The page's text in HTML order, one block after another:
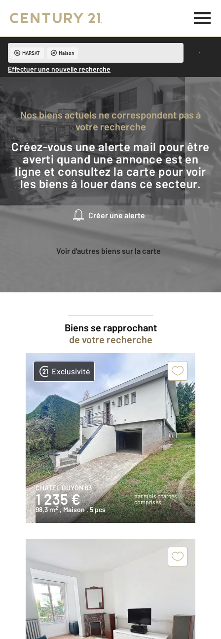
MARSAT Maison
Effectuer une nouvelle recherche
Nos biens actuels ne correspondent pas à
votre recherche
Créez-vous une alerte mail pour être
averti quand une annonce est en
ligne et consultez la carte pour voir
les biens à louer dans ce secteur.
Créer une alerte
Voir d'autres biens sur la carte
Biens se rapprochant
de votre recherche
Exclusivité
CHATEL GUYON 63
1 235 €
par mois charges
comprises
98,3 m2 , Maison, 5 pcs